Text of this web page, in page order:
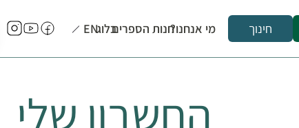
חינוך מי אנחנו?חנות הספריםבלוגEN
החשבון שלי